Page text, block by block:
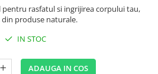
pentru rasfatul si ingrijirea corpului tau,
produse naturale.
IN STOC
ADAUGA IN COS